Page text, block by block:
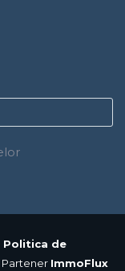
Politica de
Partener ImmoFlux